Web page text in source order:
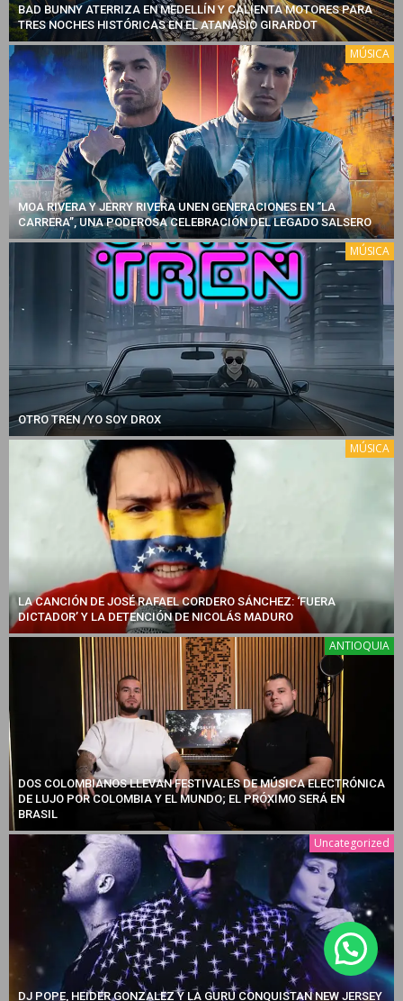
BAD BUNNY ATERRIZA EN MEDELLÍN Y CALIENTA MOTORES PARA
TRES NOCHES HISTÓRICAS EN EL ATANASIO GIRARDOT
MÚSICA
MOA RIVERA Y JERRY RIVERA UNEN GENERACIONES EN “LA
CARRERA”, UNA PODEROSA CELEBRACIÓN DEL LEGADO SALSERO
MÚSICA
OTRO TREN /YO SOY DROX
MÚSICA
LA CANCIÓN DE JOSÉ RAFAEL CORDERO SÁNCHEZ: ‘FUERA
DICTADOR’ Y LA DETENCIÓN DE NICOLÁS MADURO
ANTIOQUIA
DOS COLOMBIANOS LLEVAN FESTIVALES DE MÚSICA ELECTRÓNICA
DE LUJO POR COLOMBIA Y EL MUNDO; EL PRÓXIMO SERÁ EN
BRASIL
Uncategorized
DJ POPE, HEIDER GONZALEZ Y LA GURU CONQUISTAN NEW JERSEY